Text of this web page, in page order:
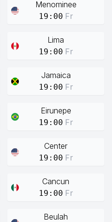
Menominee
19:00 Fr
Lima
19:00 Fr
Jamaica
19:00 Fr
Eirunepe
19:00 Fr
Center
19:00 Fr
Cancun
19:00 Fr
Beulah